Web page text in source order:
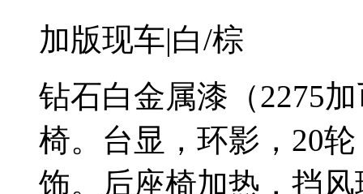
加版现车|白/棕
钻石白金属漆（2275
椅。台显，环影，20
饰。后座椅加热，挡